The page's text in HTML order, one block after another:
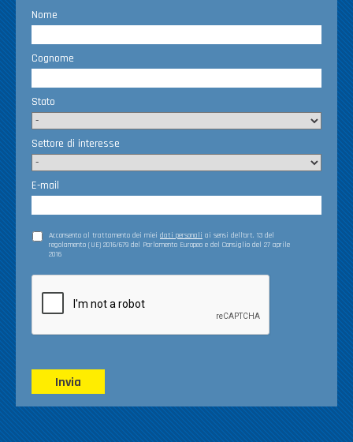
Nome
Cognome
Stato
Settore di interesse
E-mail
Acconsento al trattamento dei miei dati personali ai sensi dell’art. 13 del
regolamento (UE) 2016/679 del Parlamento Europeo e del Consiglio del 27 aprile
2016
Invia